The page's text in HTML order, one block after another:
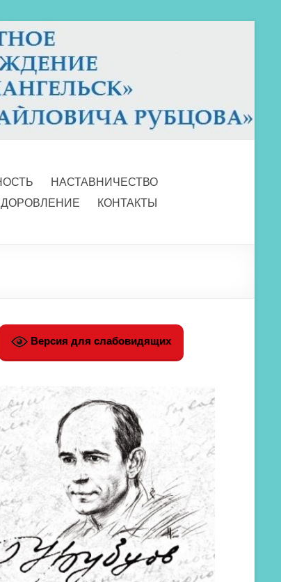
НАСТАВНИЧЕСТВО
КОНТАКТЫ
Версия для слабовидящих